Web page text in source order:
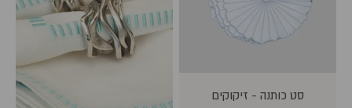
סט כותנה - זיקוקים